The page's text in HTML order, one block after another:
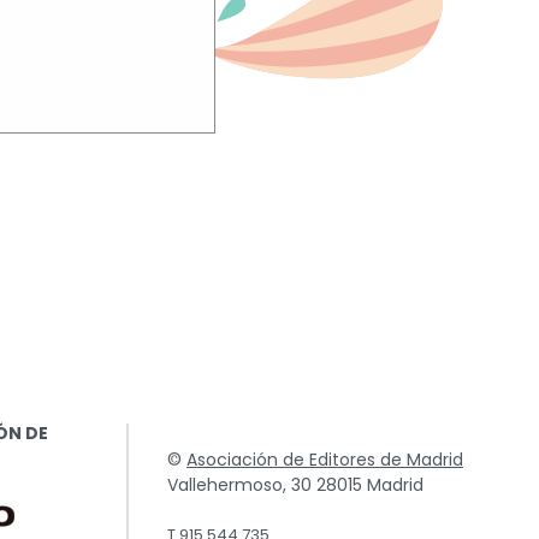
su
DE
© Asociación de Editores de Madrid
Vallehermoso, 30 28015 Madrid